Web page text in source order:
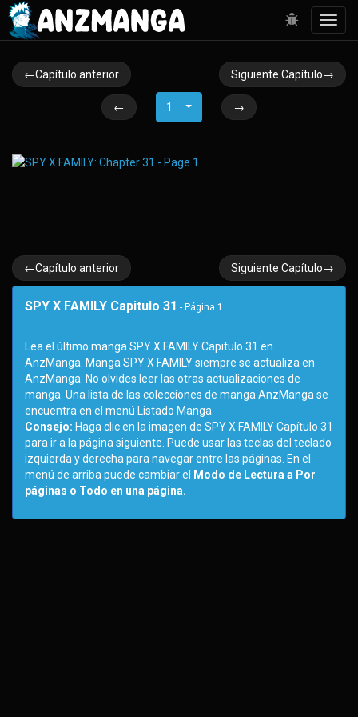
←Capítulo anterior Siguiente Capítulo→
← 1 →
←Capítulo anterior Siguiente Capítulo→
SPY X FAMILY Capitulo 31 - Página 1
Lea el último manga SPY X FAMILY Capitulo 31 en
AnzManga. Manga SPY X FAMILY siempre se actualiza en
AnzManga. No olvides leer las otras actualizaciones de
manga. Una lista de las colecciones de manga AnzManga se
encuentra en el menú Listado Manga.
Consejo: Haga clic en la imagen de SPY X FAMILY Capítulo 31
para ir a la página siguiente. Puede usar las teclas del teclado
izquierda y derecha para navegar entre las páginas. En el
menú de arriba puede cambiar el
Modo de Lectura a Por
páginas o Todo en una página.